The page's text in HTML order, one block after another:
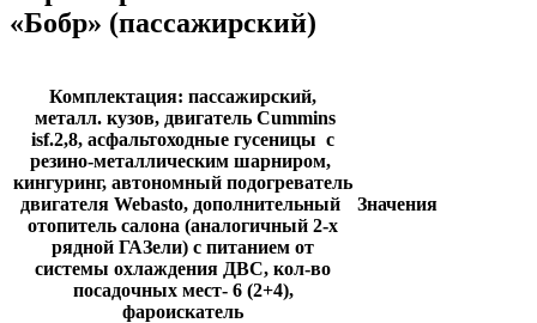
«Бобр» (пассажирский)
Комплектация: пассажирский,
металл. кузов, двигатель Cummins
isf.2,8, асфальтоходные гусеницы с
резино-металлическим шарниром,
кингуринг, автономный подогреватель
двигателя Webasto, дополнительный
отопитель салона (аналогичный 2-х
рядной ГАЗели) с питанием от
системы охлаждения ДВС, кол-во
посадочных мест- 6 (2+4),
фароискатель
Значения